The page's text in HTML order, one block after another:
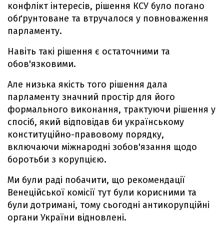
конфлікт інтересів, рішення КСУ було погано
обґрунтоване та втручалося у повноваження
парламенту.
Навіть такі рішення є остаточними та
обов'язковими.
Але низька якість того рішення дала
парламенту значний простір для його
формального виконання, трактуючи рішення у
спосіб, який відповідав би українському
конституційно-правовому порядку,
включаючи міжнародні зобов'язання щодо
боротьби з корупцією.
Ми були раді побачити, що рекомендації
Венеційської комісії тут були корисними та
були дотримані, тому сьогодні антикорупційні
органи України відновлені.